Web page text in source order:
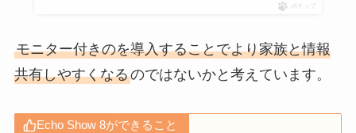
ポチップ
モニター付きのを導入することでより家族と情報
共有しやすくなるのではないかと考えています。
Echo Show 8ができること